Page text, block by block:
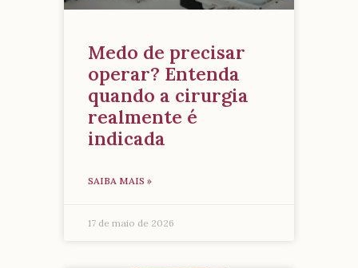
Medo de precisar
operar? Entenda
quando a cirurgia
realmente é
indicada
SAIBA MAIS »
17 de maio de 2026